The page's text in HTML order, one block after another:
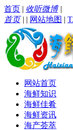
首页 | 收听微博|
首页| | 网站地图 |
网站首页
海鲜知识
海鲜佳肴
海鲜资讯
海产荟萃